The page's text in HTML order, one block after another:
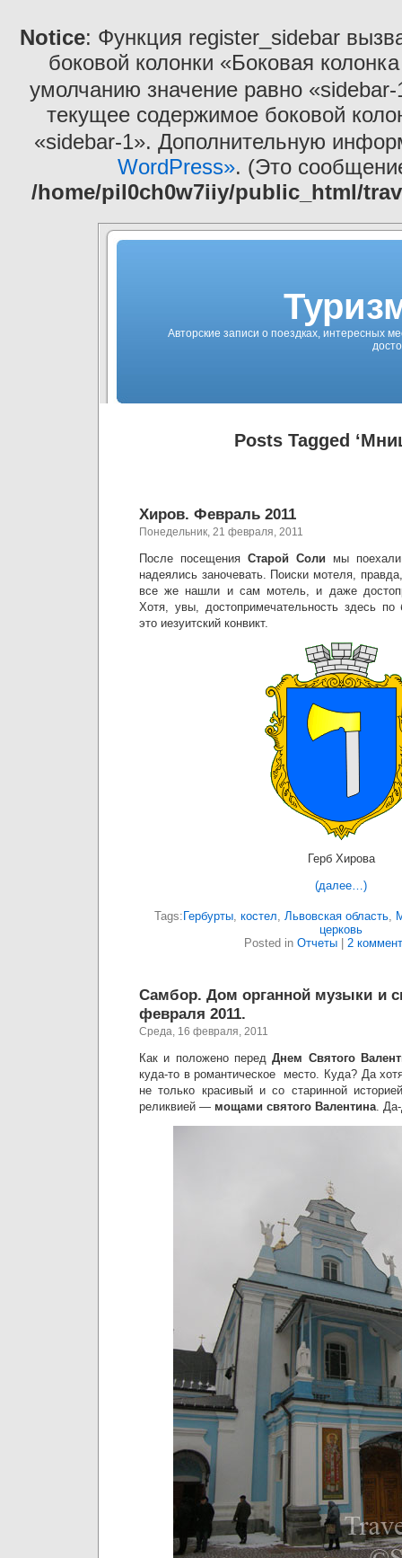
Notice: Функция register_sidebar
боковой колонки «Боковая
умолчанию значение равно
текущее содержимое боковой
«sidebar-1». Дополнительную
WordPress». (Это
/home/pil0ch0w7iiy/public_html/
Авторские записи о поездках, интересных
Posts Tagged
Хиров. Февраль 2011
Понедельник, 21 февраля, 2011
После посещения Старой Соли мы
надеялись заночевать. Поиски мотеля,
все же нашли и сам мотель, и даже
Хотя, увы, достопримечательность здесь
это иезуитский конвикт.
Герб Хирова
(далее…)
Tags: Гербурты, костел, Львовская область,
церковь
Posted in Отчеты 2
Самбор. Дом органной музыки и
февраля 2011.
Среда, 16 февраля, 2011
Как и положено передДнем Святого
куда-то в романтическое место. Куда? Да
не только красивый и со старинной
реликвией — мощами святого Валентина. Да-